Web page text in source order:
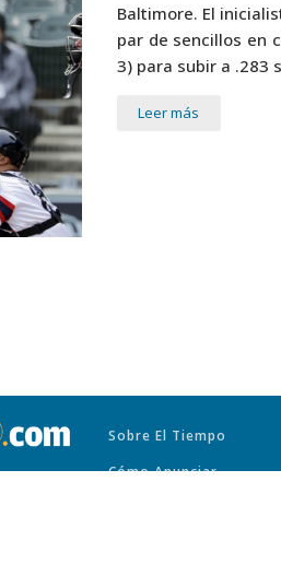
Baltimore. El
par de sencillos en
3) para subir a .283
Leer más
Sobre El Tiempo
Cómo Anunciar